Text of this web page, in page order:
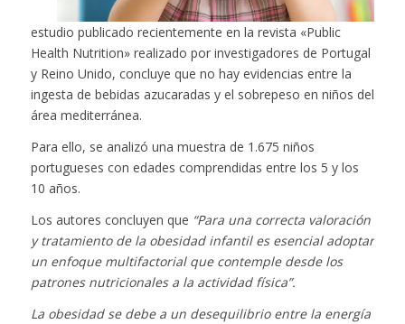
estudio publicado recientemente en la revista «Public
Health Nutrition» realizado por investigadores de Portugal
y Reino Unido, concluye que no hay evidencias entre la
ingesta de bebidas azucaradas y el sobrepeso en niños del
área mediterránea.
Para ello, se analizó una muestra de 1.675 niños
portugueses con edades comprendidas entre los 5 y los
10 años.
Los autores concluyen que “Para una correcta valoración
y tratamiento de la obesidad infantil es esencial adoptar
un enfoque multifactorial que contemple desde los
patrones nutricionales a la actividad física”.
La obesidad se debe a un desequilibrio entre la energía